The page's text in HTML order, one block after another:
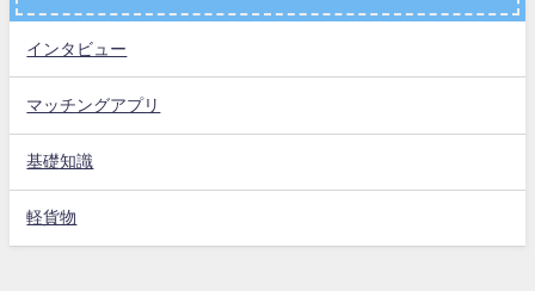
インタビュー
マッチングアプリ
基礎知識
軽貨物